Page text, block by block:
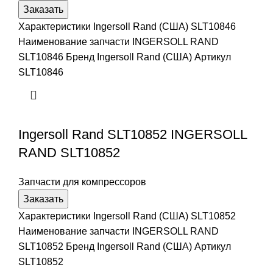
Заказать
Характеристики Ingersoll Rand (США) SLT10846
Наименование запчасти INGERSOLL RAND
SLT10846 Бренд Ingersoll Rand (США) Артикул
SLT10846
Ingersoll Rand SLT10852 INGERSOLL
RAND SLT10852
Запчасти для компрессоров
Заказать
Характеристики Ingersoll Rand (США) SLT10852
Наименование запчасти INGERSOLL RAND
SLT10852 Бренд Ingersoll Rand (США) Артикул
SLT10852